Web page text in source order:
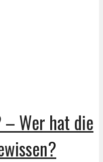
– Wer hat die